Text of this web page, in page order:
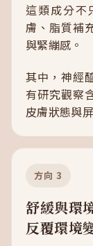
這類成分不
膚、脂質補
與緊繃感。
其中，神經
有研究觀察
皮膚狀態與
方向 3
舒緩與環
反覆環境